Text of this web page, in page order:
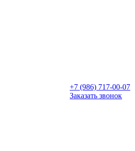
+7 (986) 717-00-07
Заказать звонок